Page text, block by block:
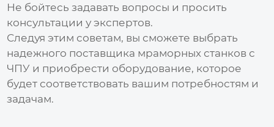
Не бойтесь задавать вопросы и просить
консультации у экспертов.
Следуя этим советам, вы сможете выбрать
надежного поставщика мраморных станков с
ЧПУ и приобрести оборудование, которое
будет соответствовать вашим потребностям и
задачам.